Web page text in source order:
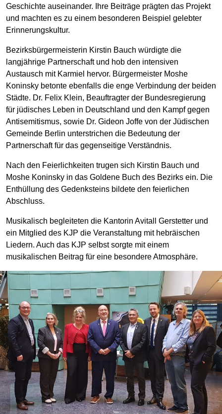
Geschichte auseinander. Ihre Beiträge prägten das Projekt
und machten es zu einem besonderen Beispiel gelebter
Erinnerungskultur.
Bezirksbürgermeisterin Kirstin Bauch würdigte die
langjährige Partnerschaft und hob den intensiven
Austausch mit Karmiel hervor. Bürgermeister Moshe
Koninsky betonte ebenfalls die enge Verbindung der beiden
Städte. Dr. Felix Klein, Beauftragter der Bundesregierung
für jüdisches Leben in Deutschland und den Kampf gegen
Antisemitismus, sowie Dr. Gideon Joffe von der Jüdischen
Gemeinde Berlin unterstrichen die Bedeutung der
Partnerschaft für das gegenseitige Verständnis.
Nach den Feierlichkeiten trugen sich Kirstin Bauch und
Moshe Koninsky in das Goldene Buch des Bezirks ein. Die
Enthüllung des Gedenksteins bildete den feierlichen
Abschluss.
Musikalisch begleiteten die Kantorin Avitall Gerstetter und
ein Mitglied des KJP die Veranstaltung mit hebräischen
Liedern. Auch das KJP selbst sorgte mit einem
musikalischen Beitrag für eine besondere Atmosphäre.